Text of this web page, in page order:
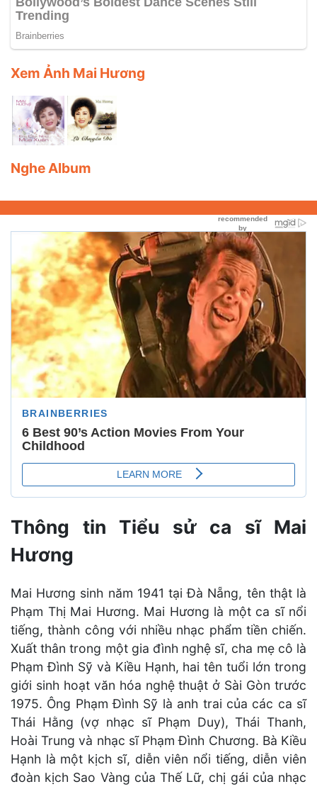
Xem Ảnh Mai Hương
Nghe Album
Thông tin Tiểu sử ca sĩ Mai
Hương
Mai Hương sinh năm 1941 tại Đà Nẵng, tên thật là
Phạm Thị Mai Hương. Mai Hương là một ca sĩ nổi
tiếng, thành công với nhiều nhạc phẩm tiền chiến.
Xuất thân trong một gia đình nghệ sĩ, cha mẹ cô là
Phạm Đình Sỹ và Kiều Hạnh, hai tên tuổi lớn trong
giới sinh hoạt văn hóa nghệ thuật ở Sài Gòn trước
1975. Ông Phạm Đình Sỹ là anh trai của các ca sĩ
Thái Hằng (vợ nhạc sĩ Phạm Duy), Thái Thanh,
Hoài Trung và nhạc sĩ Phạm Đình Chương. Bà Kiều
Hạnh là một kịch sĩ, diễn viên nổi tiếng, diễn viên
đoàn kịch Sao Vàng của Thế Lữ, chị gái của nhạc